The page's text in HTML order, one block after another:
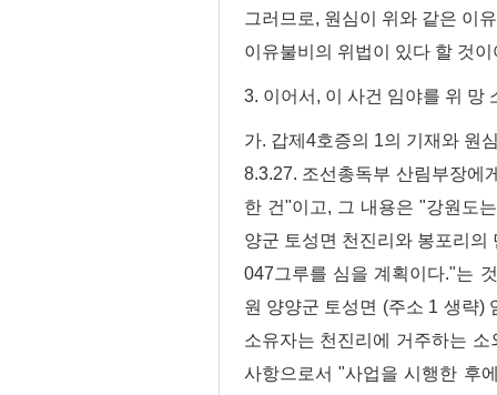
그러므로, 원심이 위와 같은 이
이유불비의 위법이 있다 할 것
3. 이어서, 이 사건 임야를 위 망
가. 갑제4호증의 1의 기재와 원
8.3.27. 조선총독부 산림부장에
한 건"이고, 그 내용은 "강원도
양군 토성면 천진리와 봉포리의
047그루를 심을 계획이다."는
원 양양군 토성면 (주소 1 생략)
소유자는 천진리에 거주하는
사항으로서 "사업을 시행한 후